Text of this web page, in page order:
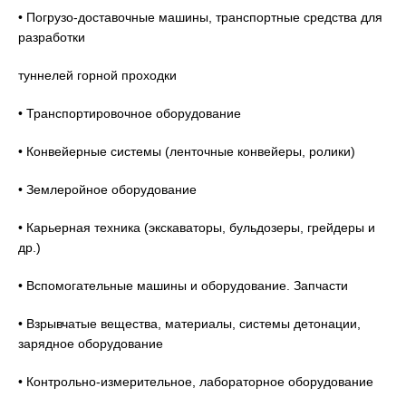
• Погрузо-доставочные машины, транспортные средства для
разработки
туннелей горной проходки
• Транспортировочное оборудование
• Конвейерные системы (ленточные конвейеры, ролики)
• Землеройное оборудование
• Карьерная техника (экскаваторы, бульдозеры, грейдеры и
др.)
• Вспомогательные машины и оборудование. Запчасти
• Взрывчатые вещества, материалы, системы детонации,
зарядное оборудование
• Контрольно-измерительное, лабораторное оборудование